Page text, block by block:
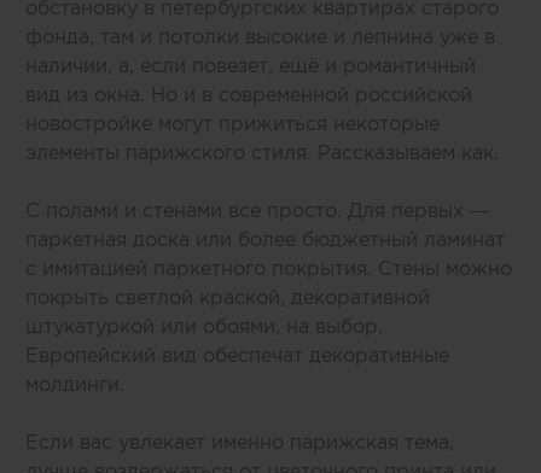
обстановку в петербургских квартирах старого
фонда, там и потолки высокие и лепнина уже в
наличии, а, если повезет, ещё и романтичный
вид из окна. Но и в современной российской
новостройке могут прижиться некоторые
элементы парижского стиля. Рассказываем как.
С полами и стенами все просто. Для первых —
паркетная доска или более бюджетный ламинат
с имитацией паркетного покрытия. Стены можно
покрыть светлой краской, декоративной
штукатуркой или обоями, на выбор.
Европейский вид обеспечат декоративные
молдинги.
Если вас увлекает именно парижская тема,